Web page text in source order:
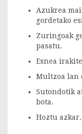
Azukrea
gordetako
Zuringoak
pasatu.
Esnea
Multzoa lan
Sutondotik
bota.
Hoztu azkar.